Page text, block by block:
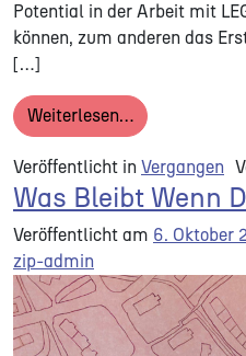
Potential in der Arbeit mit
können, zum anderen das
[…]
Weiterlesen…from LEGO +
Veröffentlicht in Vergangen
Was Bleibt Wenn
Veröffentlicht am 6. Oktober
zip-admin